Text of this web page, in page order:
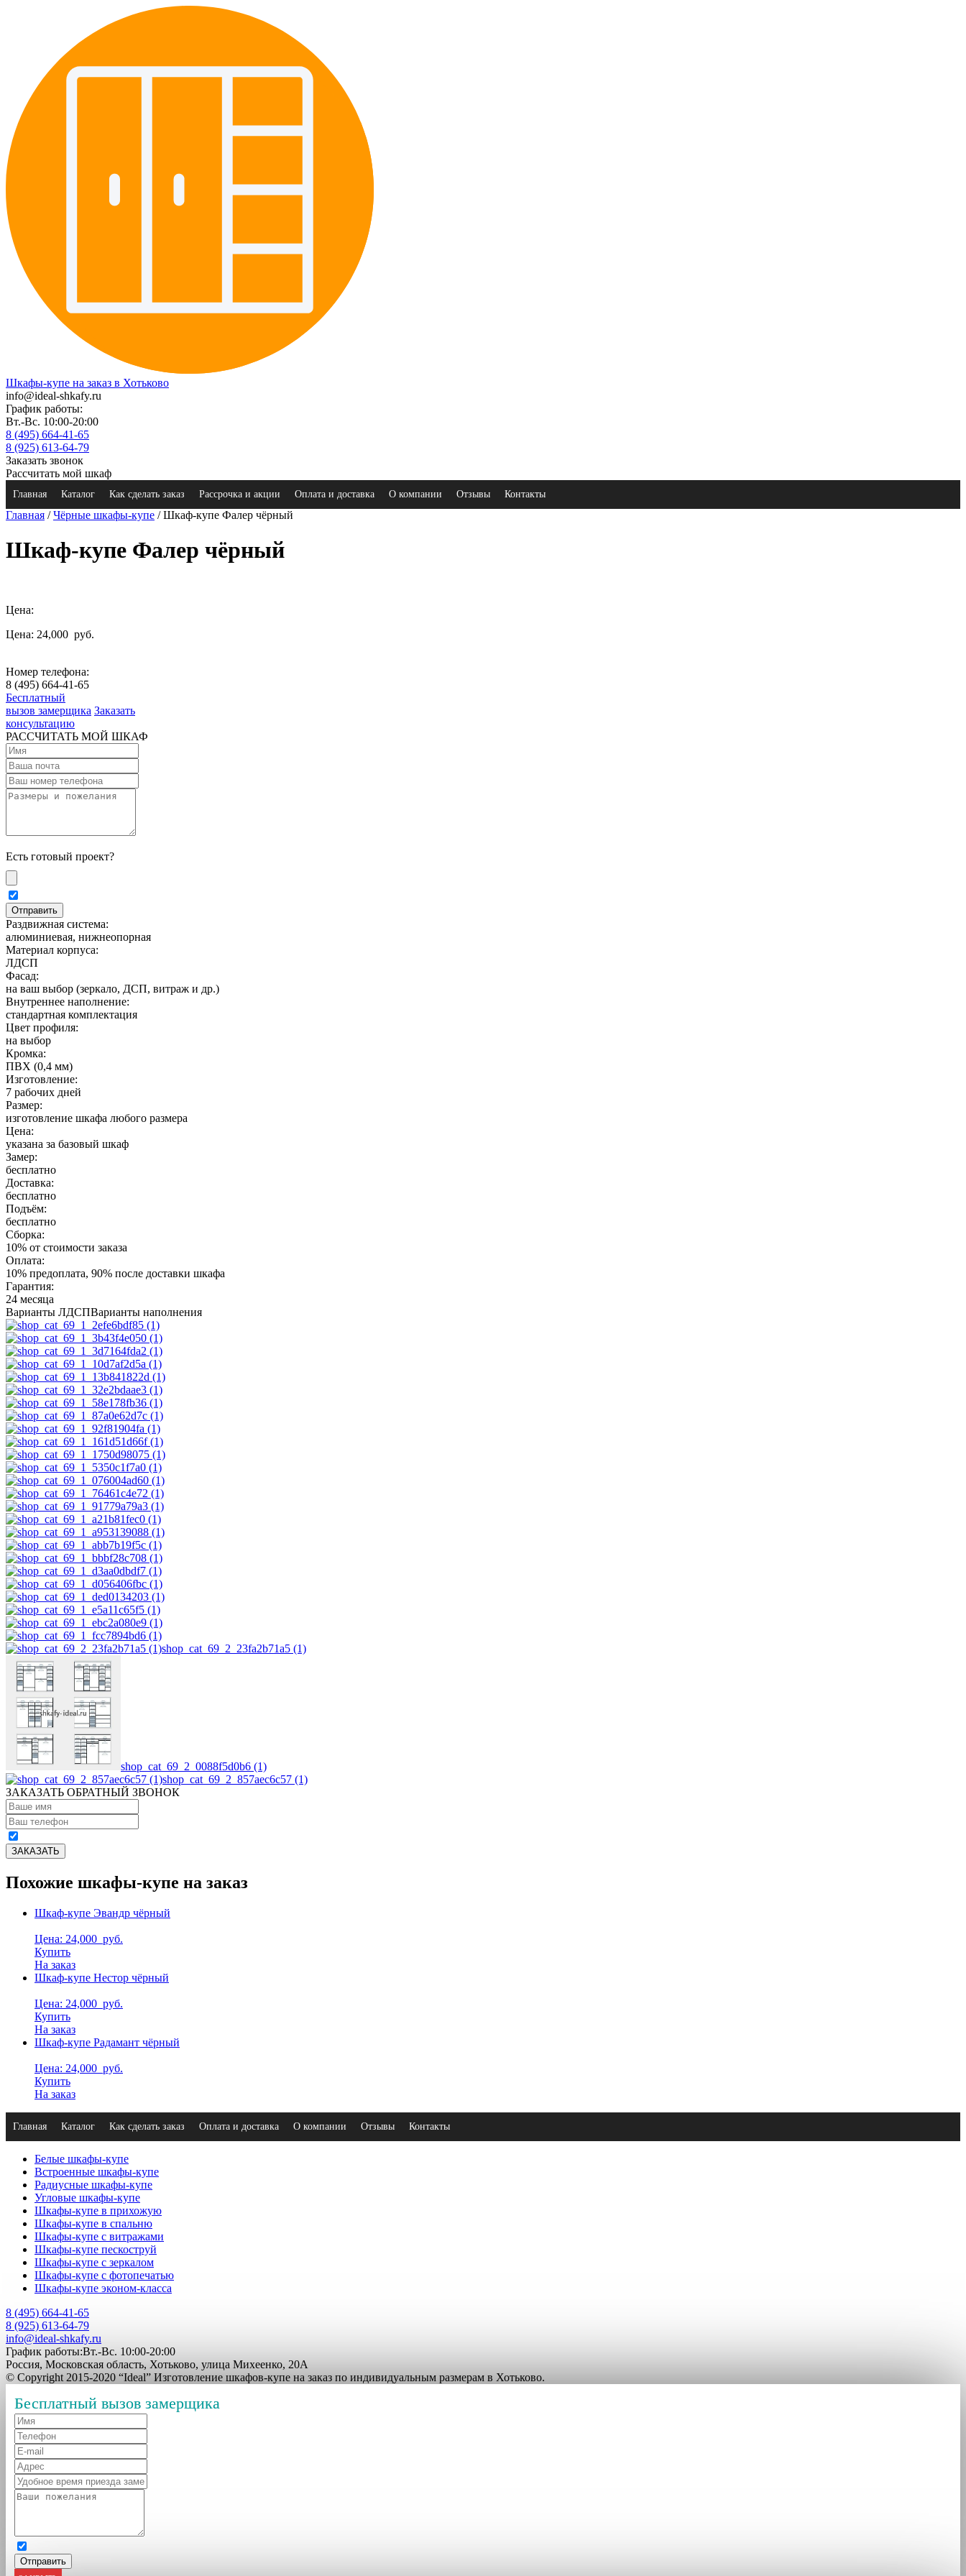
Шкафы-купе на заказ в Хотьково
info@ideal-shkafy.ru
График работы:
Вт.-Вс. 10:00-20:00
8 (495) 664-41-65
8 (925) 613-64-79
Заказать звонок
Рассчитать мой шкаф
Главная Каталог Как сделать заказ Рассрочка и акции Оплата и доставка О компании Отзывы Контакты
Главная /Чёрные шкафы-купе / Шкаф-купе Фалер чёрный
Шкаф-купе Фалер чёрный
Цена:
Цена: 24,000 руб.
Номер телефона:
8 (495) 664-41-65
Бесплатный
вызов замерщика Заказать
консультацию
РАССЧИТАТЬ МОЙ ШКАФ
Есть готовый проект?
Раздвижная система:
алюминиевая, нижнеопорная
Материал корпуса:
ЛДСП
Фасад:
на ваш выбор (зеркало, ДСП, витраж и др.)
Внутреннее наполнение:
стандартная комплектация
Цвет профиля:
на выбор
Кромка:
ПВХ (0,4 мм)
Изготовление:
7 рабочих дней
Размер:
изготовление шкафа любого размера
Цена:
указана за базовый шкаф
Замер:
бесплатно
Доставка:
бесплатно
Подъём:
бесплатно
Сборка:
10% от стоимости заказа
Оплата:
10% предоплата, 90% после доставки шкафа
Гарантия:
24 месяца
Варианты ЛДСПВарианты наполнения
shop_cat_69_2_23fa2b71a5 (1)
shop_cat_69_2_0088f5d0b6 (1)
shop_cat_69_2_857aec6c57 (1)
ЗАКАЗАТЬ ОБРАТНЫЙ ЗВОНОК
Похожие шкафы-купе на заказ
Шкаф-купе Эвандр чёрный
Цена: 24,000 руб.
Купить
На заказ
Шкаф-купе Нестор чёрный
Цена: 24,000 руб.
Купить
На заказ
Шкаф-купе Радамант чёрный
Цена: 24,000 руб.
Купить
На заказ
Главная Каталог Как сделать заказ Оплата и доставка О компании Отзывы Контакты
Белые шкафы-купе
Встроенные шкафы-купе
Радиусные шкафы-купе
Угловые шкафы-купе
Шкафы-купе в прихожую
Шкафы-купе в спальню
Шкафы-купе с витражами
Шкафы-купе пескоструй
Шкафы-купе с зеркалом
Шкафы-купе с фотопечатью
Шкафы-купе эконом-класса
8 (495) 664-41-65
8 (925) 613-64-79
info@ideal-shkafy.ru
График работы:Вт.-Вс. 10:00-20:00
Россия, Московская область, Хотьково, улица Михеенко, 20А
© Copyright 2015-2020 “Ideal” Изготовление шкафов-купе на заказ по индивидуальным размерам в Хотьково.
Бесплатный вызов замерщика